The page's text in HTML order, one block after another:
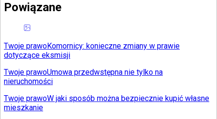
Powiązane
Twoje prawoKomornicy: konieczne zmiany w prawie
dotyczące eksmisji
Twoje prawoUmowa przedwstępna nie tylko na
nieruchomości
Twoje prawoW jaki sposób można bezpiecznie kupić własne
mieszkanie